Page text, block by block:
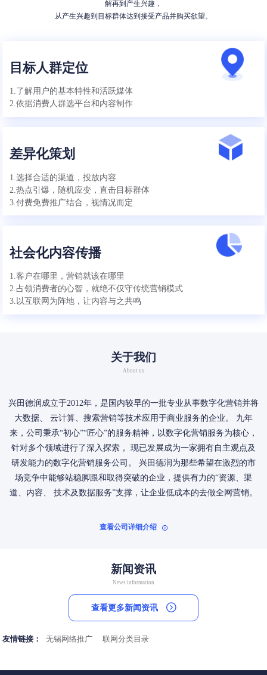
解再到产生兴趣，
从产生兴趣到目标群体达到接受产品并购买欲望。
目标人群定位
1.了解用户的基本特性和活跃媒体
2.依据消费人群选平台和内容制作
差异化策划
1.选择合适的渠道，投放内容
2.热点引爆，随机应变，直击目标群体
3.付费免费推广结合，视情况而定
社会化内容传播
1.客户在哪里，营销就该在哪里
2.占领消费者的心智，就绝不仅守传统营销模式
3.以互联网为阵地，让内容与之共鸣
关于我们
About us
兴田德润成立于2012年，是国内较早的一批专业从事数字化营销并将
大数据、 云计算、搜索营销等技术应用于商业服务的企业。 九年
来，公司秉承“初心”“匠心”的服务精神，以数字化营销服务为核心，
针对多个领域进行了深入探索， 现已发展成为一家拥有自主观点及
研发能力的数字化营销服务公司。 兴田德润为那些希望在激烈的市
场竞争中能够站稳脚跟和取得突破的企业，提供有力的“资源、渠
道、内容、 技术及数据服务”支撑，让企业低成本的去做全网营销。
查看公司详细介绍 
新闻资讯
News information
查看更多新闻资讯 
友情链接： 无锡网络推广 联网分类目录